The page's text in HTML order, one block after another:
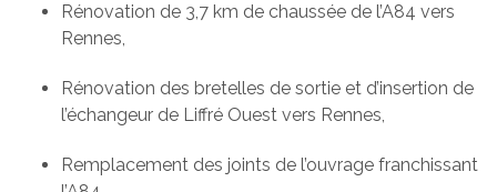
Rénovation de 3,7 km de chaussée de l’A84 vers
Rennes,
Rénovation des bretelles de sortie et d’insertion de
l’échangeur de Liffré Ouest vers Rennes,
Remplacement des joints de l’ouvrage franchissant